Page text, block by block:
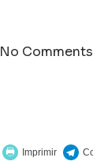
No Comments